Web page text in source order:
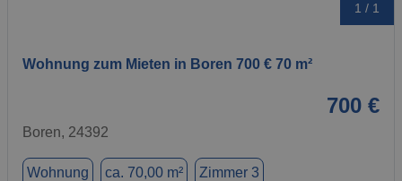
1 / 1
Wohnung zum Mieten in Boren 700 € 70 m²
700 €
Boren, 24392
Wohnung ca. 70,00 m² Zimmer 3